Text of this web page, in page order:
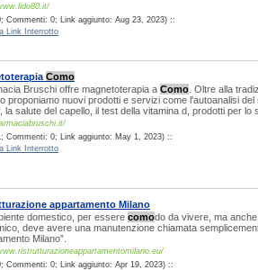
Commenti: 0; Link aggiunto: Aug 23, 2023) ::
Link Interrotto
Como
Bruschi offre magnetoterapia a Como . Oltre alla
proponiamo nuovi prodotti e servizi come l'autoanalisi del
la salute del capello, il test della vitamina d, prodotti per lo
Commenti: 0; Link aggiunto: May 1, 2023) ::
Link Interrotto
appartamento Milano
domestico, per essere comodo da vivere, ma
deve avere una manutenzione chiamata
Milano”.
Commenti: 0; Link aggiunto: Apr 19, 2023) ::